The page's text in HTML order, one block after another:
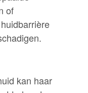
of
kan haar